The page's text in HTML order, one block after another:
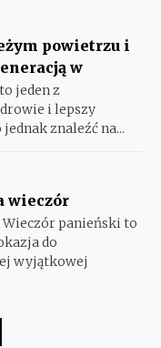
powietrzu i
w
jeden z
i lepszy
znaleźć na...
wieczór
Wieczór panieński to
do
wyjątkowej